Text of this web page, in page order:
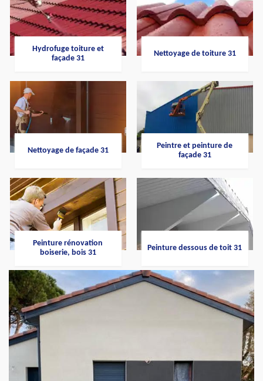
Hydrofuge toiture et
façade 31
Nettoyage de toiture 31
Nettoyage de façade 31
Peintre et peinture de
façade 31
Peinture rénovation
boiserie, bois 31
Peinture dessous de toit 31